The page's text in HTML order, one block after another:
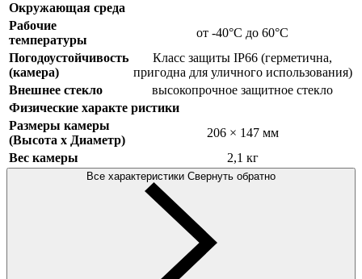
Окружающая среда
Рабочие
температуры
от -40°C до 60°C
Погодоустойчивость
(камера)
Класс защиты IP66 (герметична,
пригодна для уличного использования)
Внешнее стекло
высокопрочное защитное стекло
Физические характе ристики
Размеры камеры
(Высота х Диаметр)
206 × 147 мм
Вес камеры
2,1 кг
Все характеристики Свернуть обратно